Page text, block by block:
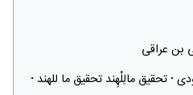
بن عراقی
تحقیق مالِلْهِند تحقیق ما للهند